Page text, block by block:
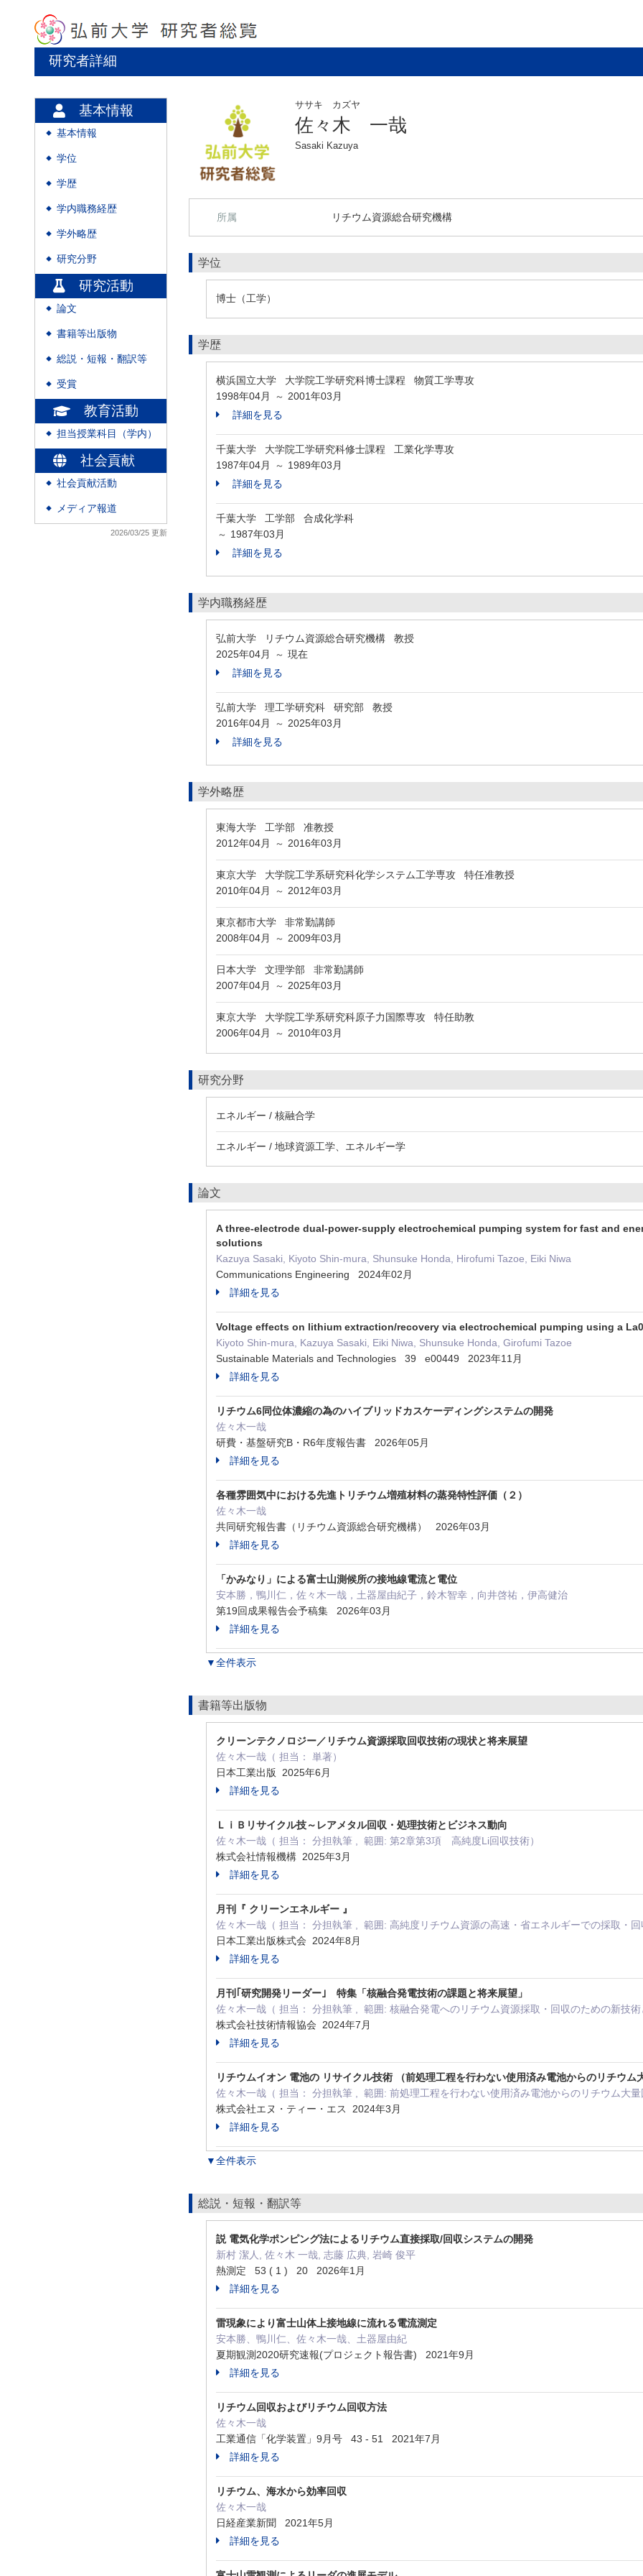
研究者詳細
基本情報
◆ 基本情報
◆ 学位
◆ 学歴
◆ 学内職務経歴
◆ 学外略歴
◆ 研究分野
研究活動
◆ 論文
◆ 書籍等出版物
◆ 総説・短報・翻訳等
◆ 受賞
教育活動
◆ 担当授業科目（学内）
社会貢献
◆ 社会貢献活動
◆ メディア報道
2026/03/25 更新
ササキ カズヤ
佐々木 一哉
Sasaki Kazuya
所属 リチウム資源総合研究機構
学位
博士（工学）
学歴
横浜国立大学 大学院工学研究科博士課程 物質工学専攻
1998年04月
～ 2001年03月
詳細を見る
千葉大学 大学院工学研究科修士課程 工業化学専攻
1987年04月
～ 1989年03月
詳細を見る
千葉大学 工学部 合成化学科
～ 1987年03月
詳細を見る
学内職務経歴
弘前大学 リチウム資源総合研究機構 教授
2025年04月
～ 現在
詳細を見る
弘前大学 理工学研究科 研究部 教授
2016年04月
～ 2025年03月
詳細を見る
学外略歴
東海大学 工学部 准教授
2012年04月
～ 2016年03月
東京大学 大学院工学系研究科化学システム工学専攻 特任准教授
2010年04月
～ 2012年03月
東京都市大学 非常勤講師
2008年04月
～ 2009年03月
日本大学 文理学部 非常勤講師
2007年04月
～ 2025年03月
東京大学 大学院工学系研究科原子力国際専攻 特任助教
2006年04月
～ 2010年03月
研究分野
エネルギー / 核融合学
エネルギー / 地球資源工学、エネルギー学
論文
A three-electrode dual-power-supply electrochemical pumping system for fast and
solutions
Kazuya Sasaki, Kiyoto Shin-mura, Shunsuke Honda, Hirofumi Tazoe, Eiki Niwa
Communications Engineering 2024年02月
詳細を見る
Voltage effects on lithium extraction/recovery via electrochemical pumping using a
Kiyoto Shin-mura, Kazuya Sasaki, Eiki Niwa, Shunsuke Honda, Girofumi Tazoe
Sustainable Materials and Technologies 39 e00449 2023年11月
詳細を見る
リチウム6同位体濃縮の為のハイブリッドカスケーディングシステムの開発
佐々木一哉
研費・基盤研究B・R6年度報告書 2026年05月
詳細を見る
各種雰囲気中における先進トリチウム増殖材料の蒸発特性評価（２）
佐々木一哉
共同研究報告書（リチウム資源総合研究機構） 2026年03月
詳細を見る
「かみなり」による富士山測候所の接地線電流と電位
安本勝，鴨川仁，佐々木一哉，土器屋由紀子，鈴木智幸，向井啓祐，伊高健治
第19回成果報告会予稿集 2026年03月
詳細を見る
▼全件表示
書籍等出版物
クリーンテクノロジー／リチウム資源採取回収技術の現状と将来展望
佐々木一哉（ 担当： 単著）
日本工業出版 2025年6月
詳細を見る
ＬｉＢリサイクル技～レアメタル回収・処理技術とビジネス動向
佐々木一哉（ 担当： 分担執筆 , 範囲: 第2章第3項 高純度Li回収技術）
株式会社情報機構 2025年3月
詳細を見る
月刊『 クリーンエネルギー 』
佐々木一哉（ 担当： 分担執筆 , 範囲: 高純度リチウム資源の高速・省エネルギーでの採取・回
日本工業出版株式会 2024年8月
詳細を見る
月刊｢研究開発リーダー｣ 特集「核融合発電技術の課題と将来展望」
佐々木一哉（ 担当： 分担執筆 , 範囲: 核融合発電へのリチウム資源採取・回収のための新技術
株式会社技術情報協会 2024年7月
詳細を見る
リチウムイオン 電池の リサイクル技術 （前処理工程を行わない使用済み電池からのリチウム
佐々木一哉（ 担当： 分担執筆 , 範囲: 前処理工程を行わない使用済み電池からのリチウム大量
株式会社エヌ・ティー・エス 2024年3月
詳細を見る
▼全件表示
総説・短報・翻訳等
説 電気化学ポンピング法によるリチウム直接採取/回収システムの開発
新村 潔人, 佐々木 一哉, 志藤 広典, 岩崎 俊平
熱測定 53 ( 1 ) 20 2026年1月
詳細を見る
雷現象により富士山体上接地線に流れる電流測定
安本勝、鴨川仁、佐々木一哉、土器屋由紀
夏期観測2020研究速報(プロジェクト報告書) 2021年9月
詳細を見る
リチウム回収およびリチウム回収方法
佐々木一哉
工業通信「化学装置」9月号 43 - 51 2021年7月
詳細を見る
リチウム、海水から効率回収
佐々木一哉
日経産業新聞 2021年5月
詳細を見る